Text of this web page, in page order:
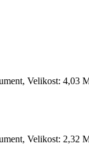
Velikost: 4,03
Velikost: 2,32